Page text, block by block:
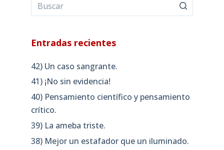
Entradas recientes
42) Un caso sangrante.
41) ¡No sin evidencia!
40) Pensamiento científico y pensamiento
crítico.
39) La ameba triste.
38) Mejor un estafador que un iluminado.